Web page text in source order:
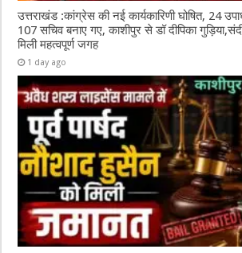
उत्तराखंड :कांग्रेस की नई कार्यकारिणी घोषित, 24
107 सचिव बनाए गए, काशीपुर से डॉ दीपिका
मिली महत्वपूर्ण जगह
1 day ago